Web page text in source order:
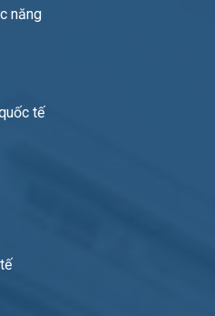
năng
tế